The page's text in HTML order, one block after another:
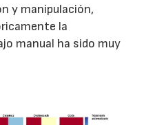
y manipulación,
la
manual ha sido muy